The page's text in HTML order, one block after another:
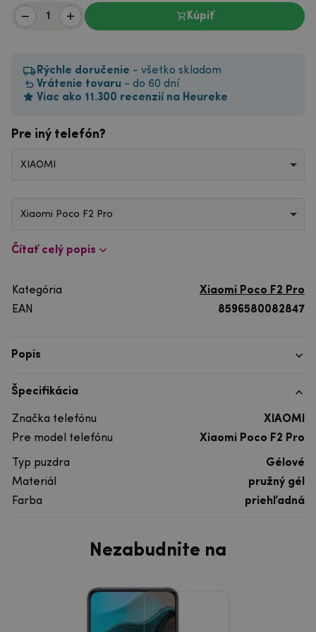
Kúpiť
Rýchle doručenie - všetko skladom
Vrátenie tovaru - do 60 dní
Viac ako 11.300 recenzií na Heureke
Pre iný telefón?
XIAOMI
Xiaomi Poco F2 Pro
Čítať celý popis
Kategória
Xiaomi Poco F2 Pro
EAN
8596580082847
Popis
Špecifikácia
Značka telefónu
XIAOMI
Pre model telefónu
Xiaomi Poco F2 Pro
Typ puzdra
Gélové
Materiál
pružný gél
Farba
priehľadná
Nezabudnite na